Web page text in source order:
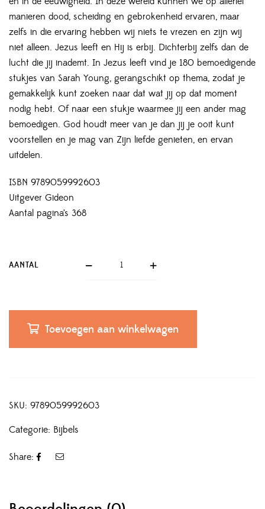
manieren dood, scheiding en gebrokenheid ervaren, maar
zelfs in die ervaring hebben wij niets te vrezen en zijn wij
niet alleen. Jezus leeft en Hij is erbij. Dichterbij zelfs dan de
lucht die jij inademt. In Jezus leeft vind je 180 bemoedigende
stukjes van Sarah Young, gerangschikt op thema, zodat je
gemakkelijk kunt zoeken naar dat wat jij op dat moment
nodig hebt. Of naar een stukje waarmee jij een ander mag
bemoedigen. God houdt meer van je dan jij je ooit kunt
voorstellen en je mag van Zijn liefde genieten, en ervan
uitdelen.
ISBN 9789059992603
Uitgever Gideon
Aantal pagina’s 368
AANTAL
Toevoegen aan winkelwagen
SKU: 9789059992603
Categorie: Bijbels
Share: